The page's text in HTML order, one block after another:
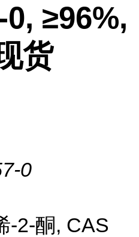
≥96%,
货
0
-2-酮, CAS